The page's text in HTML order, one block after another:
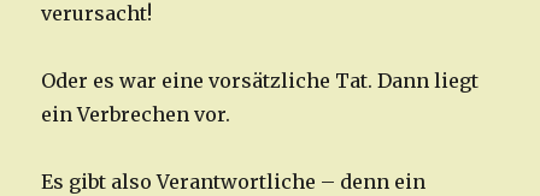
verursacht!
Oder es war eine vorsätzliche Tat. Dann liegt
ein Verbrechen vor.
Es gibt also Verantwortliche – denn ein